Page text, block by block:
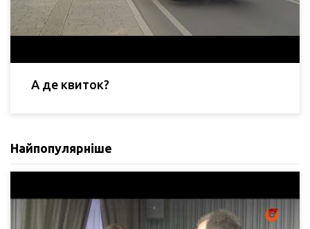
А де квиток?
Найпопулярніше